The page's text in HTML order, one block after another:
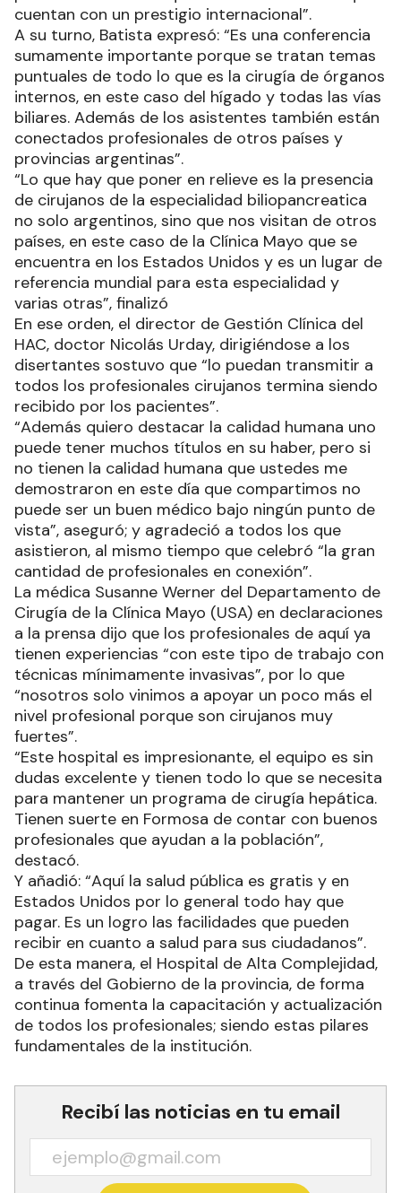
cuentan con un prestigio internacional”.
A su turno, Batista expresó: “Es una conferencia
sumamente importante porque se tratan temas
puntuales de todo lo que es la cirugía de órganos
internos, en este caso del hígado y todas las vías
biliares. Además de los asistentes también están
conectados profesionales de otros países y
provincias argentinas”.
“Lo que hay que poner en relieve es la presencia
de cirujanos de la especialidad biliopancreatica
no solo argentinos, sino que nos visitan de otros
países, en este caso de la Clínica Mayo que se
encuentra en los Estados Unidos y es un lugar de
referencia mundial para esta especialidad y
varias otras”, finalizó
En ese orden, el director de Gestión Clínica del
HAC, doctor Nicolás Urday, dirigiéndose a los
disertantes sostuvo que “lo puedan transmitir a
todos los profesionales cirujanos termina siendo
recibido por los pacientes”.
“Además quiero destacar la calidad humana uno
puede tener muchos títulos en su haber, pero si
no tienen la calidad humana que ustedes me
demostraron en este día que compartimos no
puede ser un buen médico bajo ningún punto de
vista”, aseguró; y agradeció a todos los que
asistieron, al mismo tiempo que celebró “la gran
cantidad de profesionales en conexión”.
La médica Susanne Werner del Departamento de
Cirugía de la Clínica Mayo (USA) en declaraciones
a la prensa dijo que los profesionales de aquí ya
tienen experiencias “con este tipo de trabajo con
técnicas mínimamente invasivas”, por lo que
“nosotros solo vinimos a apoyar un poco más el
nivel profesional porque son cirujanos muy
fuertes”.
“Este hospital es impresionante, el equipo es sin
dudas excelente y tienen todo lo que se necesita
para mantener un programa de cirugía hepática.
Tienen suerte en Formosa de contar con buenos
profesionales que ayudan a la población”,
destacó.
Y añadió: “Aquí la salud pública es gratis y en
Estados Unidos por lo general todo hay que
pagar. Es un logro las facilidades que pueden
recibir en cuanto a salud para sus ciudadanos”.
De esta manera, el Hospital de Alta Complejidad,
a través del Gobierno de la provincia, de forma
continua fomenta la capacitación y actualización
de todos los profesionales; siendo estas pilares
fundamentales de la institución.
Recibí las noticias en tu email